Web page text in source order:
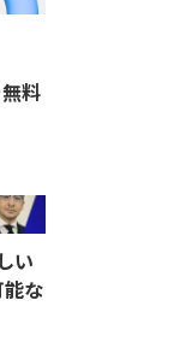
料
い
な